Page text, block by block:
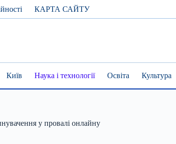
КАРТА САЙТУ
Київ Наука і технології Освіта Культура
у провалі онлайну